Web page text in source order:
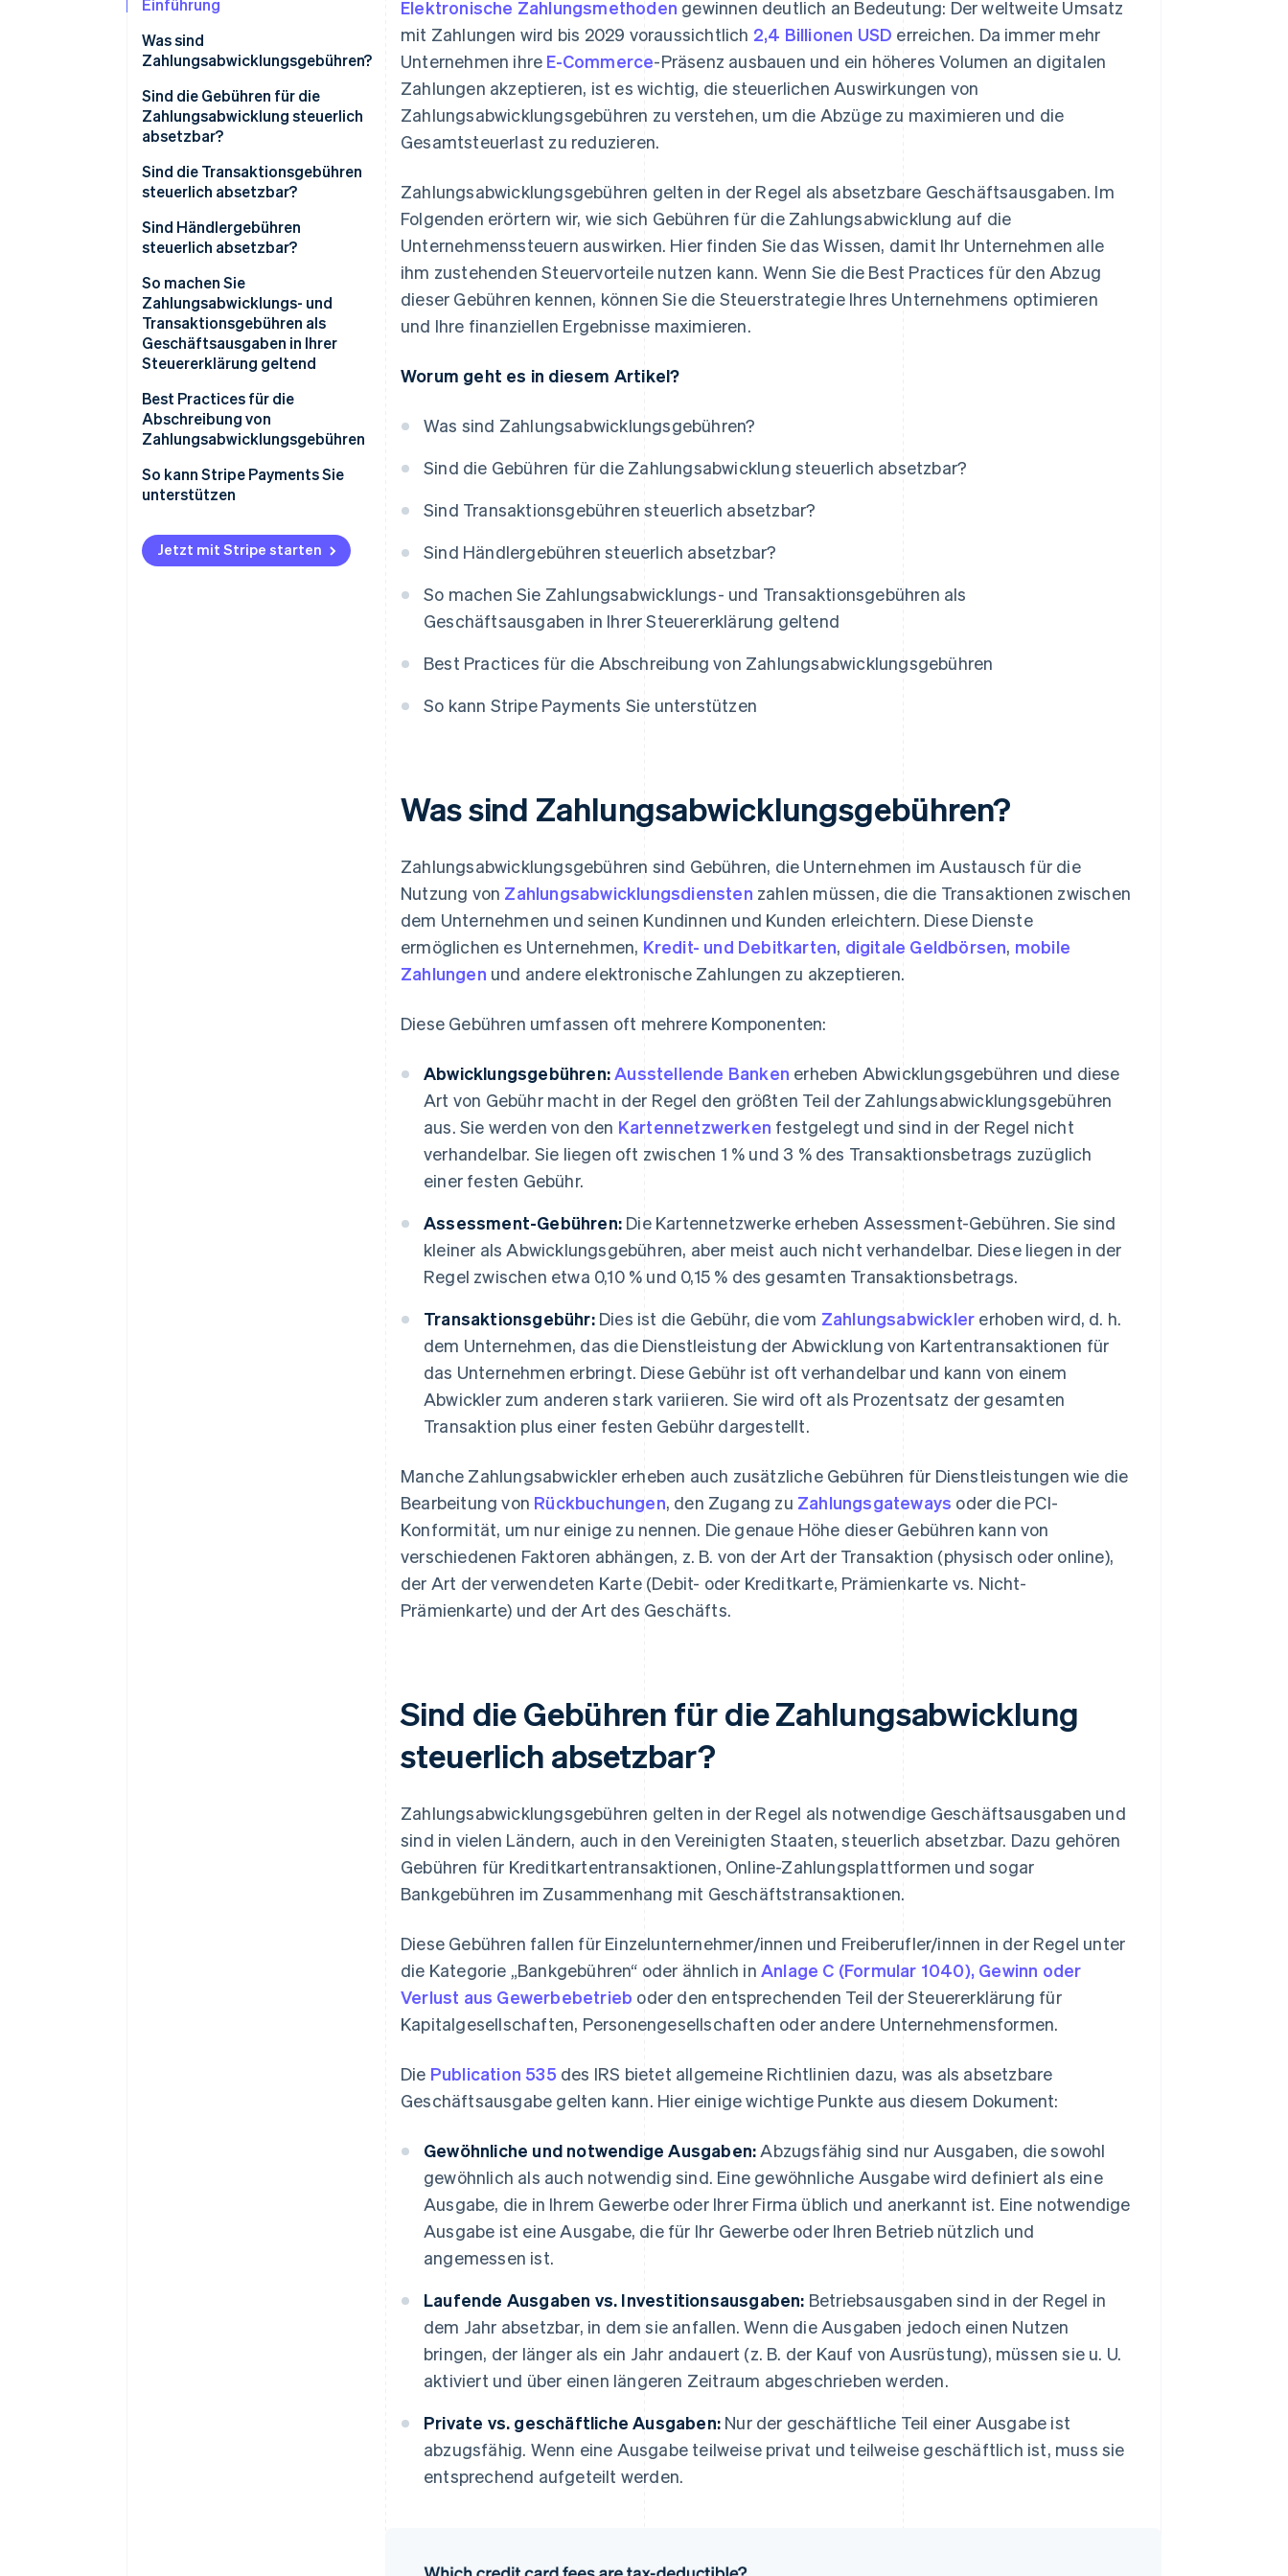
Einführung
Was sind
Zahlungsabwicklungsgebühren?
Sind die Gebühren für die
Zahlungsabwicklung steuerlich
absetzbar?
Sind die Transaktionsgebühren
steuerlich absetzbar?
Sind Händlergebühren
steuerlich absetzbar?
So machen Sie
Zahlungsabwicklungs- und
Transaktionsgebühren als
Geschäftsausgaben in Ihrer
Steuererklärung geltend
Best Practices für die
Abschreibung von
Zahlungsabwicklungsgebühren
So kann Stripe Payments Sie
unterstützen
Jetzt mit Stripe starten
Elektronische Zahlungsmethoden gewinnen deutlich an Bedeutung: Der weltweite Umsatz
mit Zahlungen wird bis 2029 voraussichtlich 2,4 Billionen USD erreichen. Da immer mehr
Unternehmen ihre E-Commerce-Präsenz ausbauen und ein höheres Volumen an digitalen
Zahlungen akzeptieren, ist es wichtig, die steuerlichen Auswirkungen von
Zahlungsabwicklungsgebühren zu verstehen, um die Abzüge zu maximieren und die
Gesamtsteuerlast zu reduzieren.
Zahlungsabwicklungsgebühren gelten in der Regel als absetzbare Geschäftsausgaben. Im
Folgenden erörtern wir, wie sich Gebühren für die Zahlungsabwicklung auf die
Unternehmenssteuern auswirken. Hier finden Sie das Wissen, damit Ihr Unternehmen alle
ihm zustehenden Steuervorteile nutzen kann. Wenn Sie die Best Practices für den Abzug
dieser Gebühren kennen, können Sie die Steuerstrategie Ihres Unternehmens optimieren
und Ihre finanziellen Ergebnisse maximieren.
Worum geht es in diesem Artikel?
Was sind Zahlungsabwicklungsgebühren?
Sind die Gebühren für die Zahlungsabwicklung steuerlich absetzbar?
Sind Transaktionsgebühren steuerlich absetzbar?
Sind Händlergebühren steuerlich absetzbar?
So machen Sie Zahlungsabwicklungs- und Transaktionsgebühren als
Geschäftsausgaben in Ihrer Steuererklärung geltend
Best Practices für die Abschreibung von Zahlungsabwicklungsgebühren
So kann Stripe Payments Sie unterstützen
Was sind Zahlungsabwicklungsgebühren?
Zahlungsabwicklungsgebühren sind Gebühren, die Unternehmen im Austausch für die
Nutzung von Zahlungsabwicklungsdiensten zahlen müssen, die die Transaktionen zwischen
dem Unternehmen und seinen Kundinnen und Kunden erleichtern. Diese Dienste
ermöglichen es Unternehmen, Kredit- und Debitkarten, digitale Geldbörsen, mobile
Zahlungen und andere elektronische Zahlungen zu akzeptieren.
Diese Gebühren umfassen oft mehrere Komponenten:
Abwicklungsgebühren:Ausstellende Banken erheben Abwicklungsgebühren und diese
Art von Gebühr macht in der Regel den größten Teil der Zahlungsabwicklungsgebühren
aus. Sie werden von den Kartennetzwerken festgelegt und sind in der Regel nicht
verhandelbar. Sie liegen oft zwischen 1 % und 3 % des Transaktionsbetrags zuzüglich
einer festen Gebühr.
Assessment-Gebühren: Die Kartennetzwerke erheben Assessment-Gebühren. Sie sind
kleiner als Abwicklungsgebühren, aber meist auch nicht verhandelbar. Diese liegen in der
Regel zwischen etwa 0,10 % und 0,15 % des gesamten Transaktionsbetrags.
Transaktionsgebühr:Dies ist die Gebühr, die vom Zahlungsabwickler erhoben wird, d. h.
dem Unternehmen, das die Dienstleistung der Abwicklung von Kartentransaktionen für
das Unternehmen erbringt. Diese Gebühr ist oft verhandelbar und kann von einem
Abwickler zum anderen stark variieren. Sie wird oft als Prozentsatz der gesamten
Transaktion plus einer festen Gebühr dargestellt.
Manche Zahlungsabwickler erheben auch zusätzliche Gebühren für Dienstleistungen wie die
Bearbeitung von Rückbuchungen, den Zugang zu Zahlungsgateways oder die PCI-
Konformität, um nur einige zu nennen. Die genaue Höhe dieser Gebühren kann von
verschiedenen Faktoren abhängen, z. B. von der Art der Transaktion (physisch oder online),
der Art der verwendeten Karte (Debit- oder Kreditkarte, Prämienkarte vs. Nicht-
Prämienkarte) und der Art des Geschäfts.
Sind die Gebühren für die Zahlungsabwicklung
steuerlich absetzbar?
Zahlungsabwicklungsgebühren gelten in der Regel als notwendige Geschäftsausgaben und
sind in vielen Ländern, auch in den Vereinigten Staaten, steuerlich absetzbar. Dazu gehören
Gebühren für Kreditkartentransaktionen, Online-Zahlungsplattformen und sogar
Bankgebühren im Zusammenhang mit Geschäftstransaktionen.
Diese Gebühren fallen für Einzelunternehmer/innen und Freiberufler/innen in der Regel unter
die Kategorie „Bankgebühren“ oder ähnlich inAnlage C (Formular 1040), Gewinn oder
Verlust aus Gewerbebetrieb oder den entsprechenden Teil der Steuererklärung für
Kapitalgesellschaften, Personengesellschaften oder andere Unternehmensformen.
Die Publication 535 des IRS bietet allgemeine Richtlinien dazu, was als absetzbare
Geschäftsausgabe gelten kann. Hier einige wichtige Punkte aus diesem Dokument:
Gewöhnliche und notwendige Ausgaben: Abzugsfähig sind nur Ausgaben, die sowohl
gewöhnlich als auch notwendig sind. Eine gewöhnliche Ausgabe wird definiert als eine
Ausgabe, die in Ihrem Gewerbe oder Ihrer Firma üblich und anerkannt ist. Eine notwendige
Ausgabe ist eine Ausgabe, die für Ihr Gewerbe oder Ihren Betrieb nützlich und
angemessen ist.
Laufende Ausgaben vs. Investitionsausgaben: Betriebsausgaben sind in der Regel in
dem Jahr absetzbar, in dem sie anfallen. Wenn die Ausgaben jedoch einen Nutzen
bringen, der länger als ein Jahr andauert (z. B. der Kauf von Ausrüstung), müssen sie u. U.
aktiviert und über einen längeren Zeitraum abgeschrieben werden.
Private vs. geschäftliche Ausgaben: Nur der geschäftliche Teil einer Ausgabe ist
abzugsfähig. Wenn eine Ausgabe teilweise privat und teilweise geschäftlich ist, muss sie
entsprechend aufgeteilt werden.